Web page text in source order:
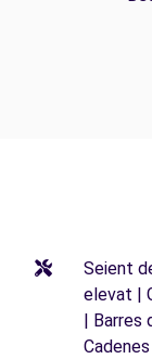
Seient
elevat |
| Barres